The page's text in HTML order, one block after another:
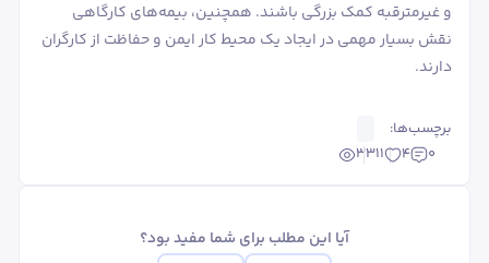
و غیرمترقبه کمک بزرگی باشند. همچنین، بیمه‌های کارگاهی
نقش بسیار مهمی در ایجاد یک محیط کار ایمن و حفاظت از کارگران
دارند.
برچسب‌ها:
0
4
3311
آیا این مطلب برای شما مفید بود؟